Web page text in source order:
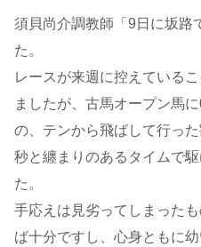
須貝尚介調教師「9日に坂路
た。
レースが来週に控えている
ましたが、古馬オープン馬
の、テンから飛ばして行っ
秒と纏まりのあるタイムで
た。
手応えは見劣ってしまった
ば十分ですし、心身ともに